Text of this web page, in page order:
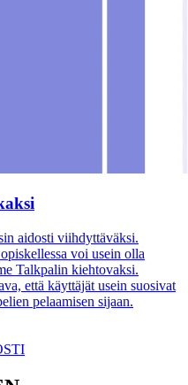
aidosti viihdyttäväksi.
voi usein olla
Talkpalin kiehtovaksi.
että käyttäjät usein suosivat
pelaamisen sijaan.